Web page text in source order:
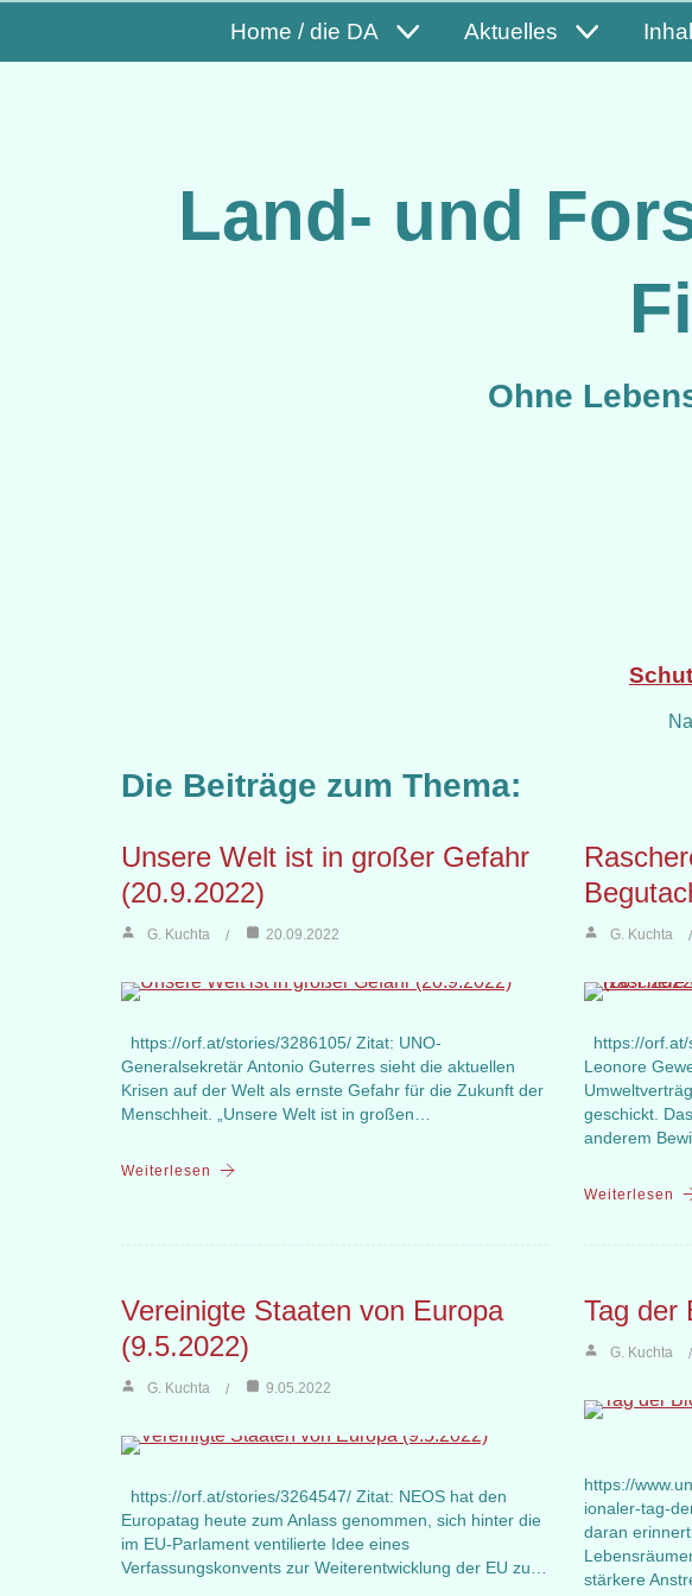
Home / die DA Aktuelles
Land- und
Ohne
Die Beiträge zum Thema:
Unsere Welt ist in großer Gefahr
(20.9.2022)
G. Kuchta 20.09.2022
https://orf.at/stories/3286105/ Zitat: UNO-
Generalsekretär Antonio Guterres sieht die aktuellen
Krisen auf der Welt als ernste Gefahr für die Zukunft der
Menschheit. „Unsere Welt ist in großen…
Weiterlesen
G. Kuchta
https://
Leonore
geschickt.
anderem
Weiterlesen
Vereinigte Staaten von Europa
(9.5.2022)
G. Kuchta 9.05.2022
https://orf.at/stories/3264547/ Zitat: NEOS hat den
Europatag heute zum Anlass genommen, sich hinter die
im EU-Parlament ventilierte Idee eines
Verfassungskonvents zur Weiterentwicklung der EU zu…
Tag der
G. Kuchta
https://
ionaler-tag-
daran
stärkere